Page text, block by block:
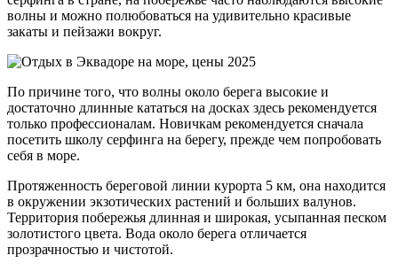
волны и можно полюбоваться на удивительно красивые
закаты и пейзажи вокруг.
По причине того, что волны около берега высокие и
достаточно длинные кататься на досках здесь рекомендуется
только профессионалам. Новичкам рекомендуется сначала
посетить школу серфинга на берегу, прежде чем попробовать
себя в море.
Протяженность береговой линии курорта 5 км, она находится
в окружении экзотических растений и больших валунов.
Территория побережья длинная и широкая, усыпанная песком
золотистого цвета. Вода около берега отличается
прозрачностью и чистотой.